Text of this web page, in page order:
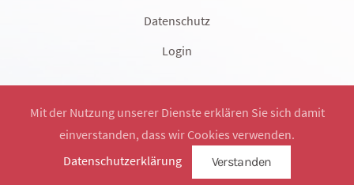
Datenschutz
Login
Mit der Nutzung unserer Dienste erklären Sie sich damit
einverstanden, dass wir Cookies verwenden.
Datenschutzerklärung
Verstanden